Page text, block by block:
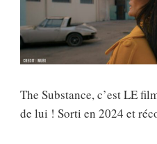
The Substance, c’est LE
de lui ! Sorti en 2024 et